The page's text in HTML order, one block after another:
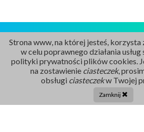
Rejestracja
Tel. centrala:
Strona www, na której jesteś, korzysta
w celu poprawnego działania
polityki prywatności plików cookies.
na zostawienie ciasteczek,
obsługi ciasteczekw Twojej
Zamknij